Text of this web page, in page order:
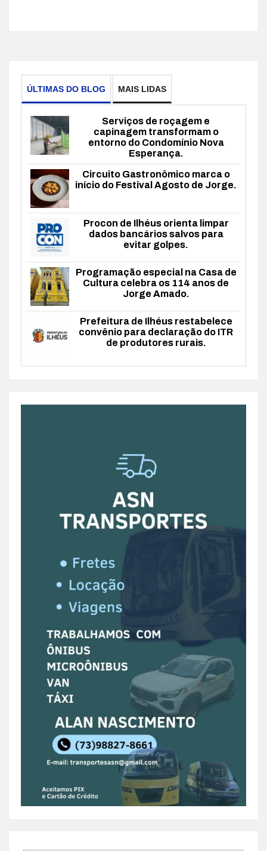
ÚLTIMAS DO BLOG MAIS LIDAS
Serviços de roçagem e
capinagem transformam o
entorno do Condomínio Nova
Esperança.
Circuito Gastronômico marca o
início do Festival Agosto de Jorge.
Procon de Ilhéus orienta limpar
dados bancários salvos para
evitar golpes.
Programação especial na Casa de
Cultura celebra os 114 anos de
Jorge Amado.
Prefeitura de Ilhéus restabelece
convênio para declaração do ITR
de produtores rurais.